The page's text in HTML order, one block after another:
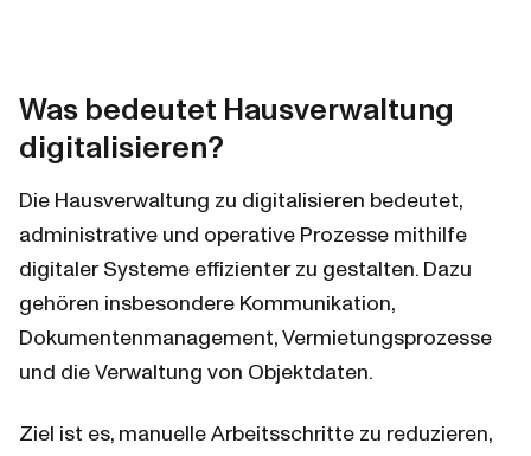
Was bedeutet Hausverwaltung
digitalisieren?
Die Hausverwaltung zu digitalisieren bedeutet,
administrative und operative Prozesse mithilfe
digitaler Systeme effizienter zu gestalten. Dazu
gehören insbesondere Kommunikation,
Dokumentenmanagement, Vermietungsprozesse
und die Verwaltung von Objektdaten.
Ziel ist es, manuelle Arbeitsschritte zu reduzieren,